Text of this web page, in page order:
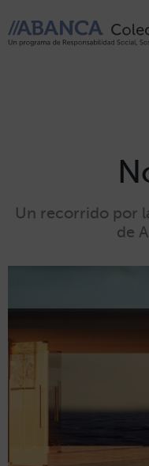
Un recorrido por
de
Cookies
de
Derechos
de Autor
ABANCA